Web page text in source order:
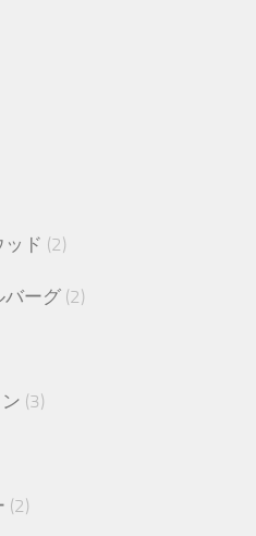
ド (2)
バーグ (2)
(3)
(2)